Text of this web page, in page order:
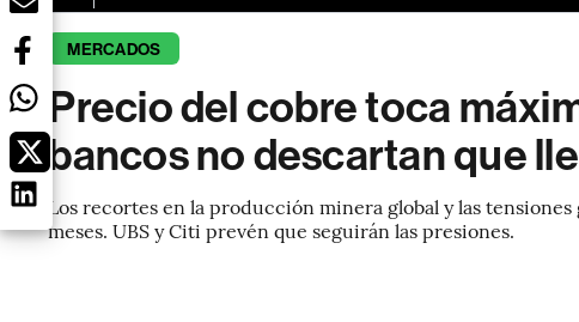
MERCADOS
Precio del cobre toca
bancos no descartan que
Los recortes en la producción minera global y las
meses. UBS y Citi prevén que seguirán las presiones.